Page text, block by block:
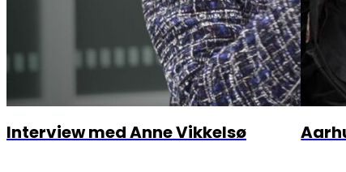
Interview med Anne Vikkelsø